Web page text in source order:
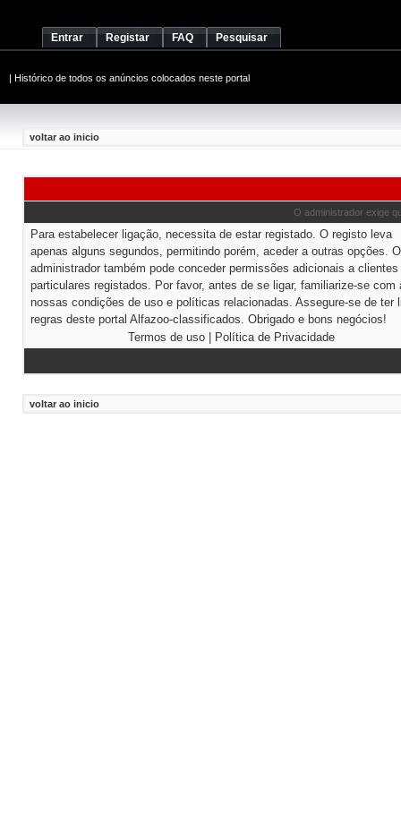
Entrar Registar FAQ Pesquisar
| Histórico de todos os anúncios colocados neste portal
voltar ao inicio
O administrador exige
Para estabelecer ligação, necessita de estar registado. O registo leva
apenas alguns segundos, permitindo porém, aceder a outras opções. O
administrador também pode conceder permissões adicionais a clientes
particulares registados. Por favor, antes de se ligar, familiarize-se com
nossas condições de uso e políticas relacionadas. Assegure-se de ter
regras deste portal Alfazoo-classificados. Obrigado e bons negócios!
Termos de uso| Política de Privacidade
voltar ao inicio